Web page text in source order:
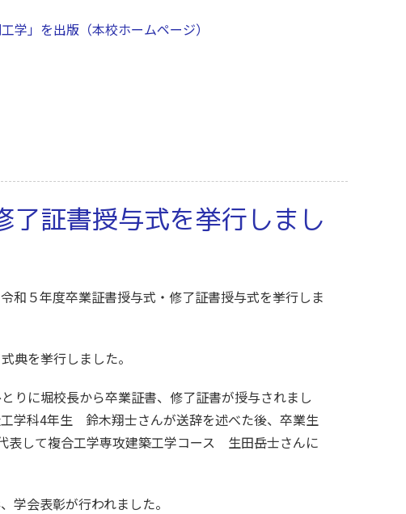
」を出版（本校ホームページ）
証書授与式を挙行しまし
和５年度卒業証書授与式・修了証書授与式を挙行しま
典を挙行しました。
り に堀校長から卒業証書、修了証書が授与されまし
学科4年生 鈴木翔士さんが送辞を述べた後、卒業生
表して複合工学専攻建築工学コース 生田岳士さんに
学会表彰が行われました。